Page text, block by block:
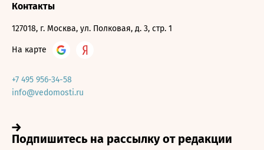
Контакты
127018, г. Москва, ул. Полковая, д. 3, стр. 1
На карте
+7 495 956-34-58
info@vedomosti.ru